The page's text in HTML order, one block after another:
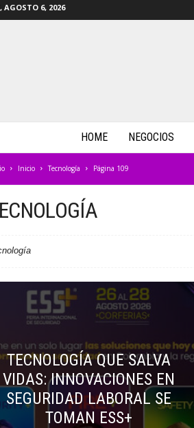
AGOSTO 6, 2026
HOME NEGOCIOS
Inicio Tecnología Página 109
TECNOLOGÍA QUE SALVA
VIDAS: INNOVACIONES EN
SEGURIDAD LABORAL SE
TOMAN ESS+